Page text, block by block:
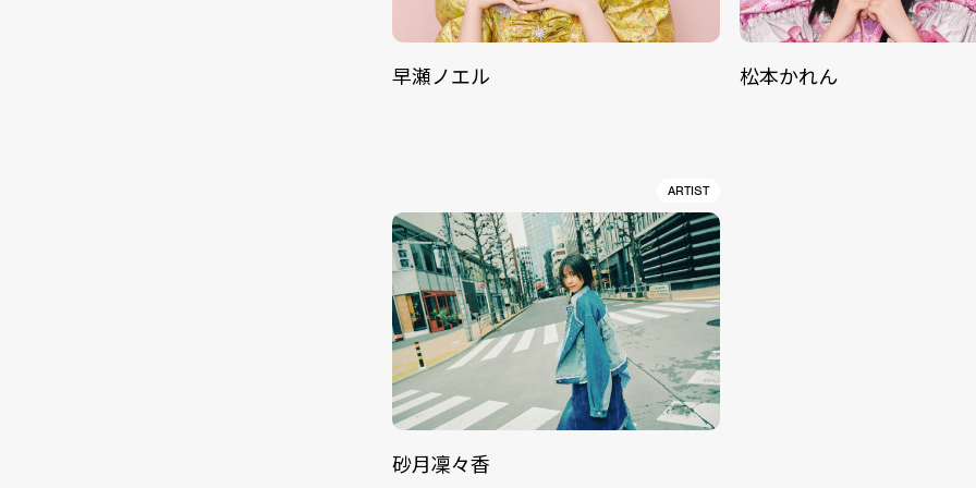
早瀬ノエル 松本かれん
ARTIST
砂月凜々香